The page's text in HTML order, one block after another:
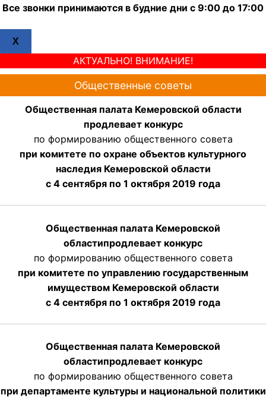
Все звонки принимаются в будние дни с 9:00 до 17:00
X
АКТУАЛЬНО! ВНИМАНИЕ!
Общественные советы
Общественная палата Кемеровской области
продлевает конкурс
по формированию общественного совета
при комитете по охране объектов культурного
наследия Кемеровской области
с 4 сентября по 1 октября 2019 года
Общественная палата Кемеровской
областипродлевает конкурс
по формированию общественного совета
при комитете по управлению государственным
имуществом Кемеровской области
с 4 сентября по 1 октября 2019 года
Общественная палата Кемеровской
областипродлевает конкурс
по формированию общественного совета
при департаменте культуры и национальной политики